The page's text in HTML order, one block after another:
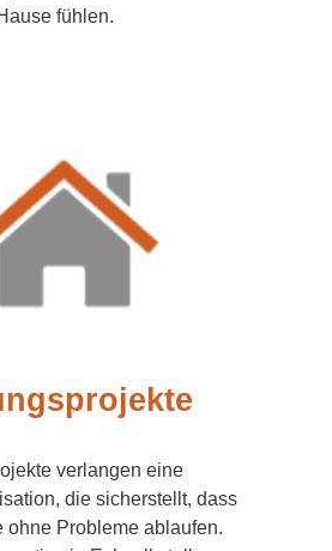
fühlen.
verlangen eine
die sicherstellt, dass
ohne Probleme ablaufen.